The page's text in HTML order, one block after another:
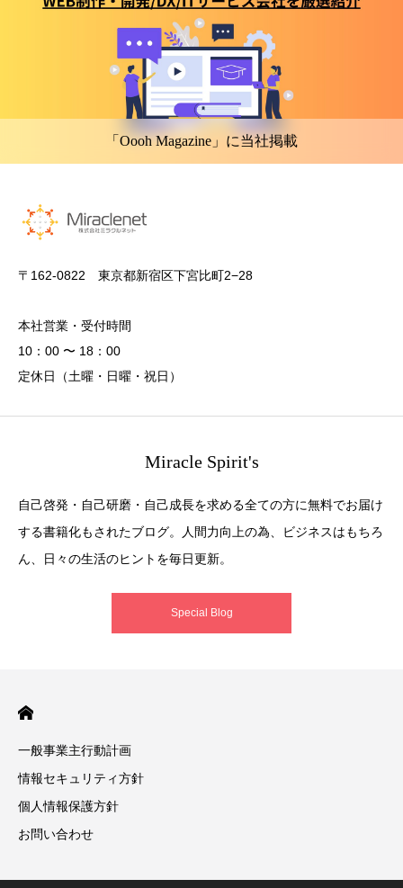
「Oooh Magazine」に当社掲載
〒162-0822 東京都新宿区下宮比町2−28
本社営業・受付時間
10：00 〜 18：00
定休日（土曜・日曜・祝日）
Miracle Spirit's
自己啓発・自己研磨・自己成長を求める全ての方に無料でお届け
する書籍化もされたブログ。人間力向上の為、ビジネスはもちろ
ん、日々の生活のヒントを毎日更新。
Special Blog
一般事業主行動計画
情報セキュリティ方針
個人情報保護方針
お問い合わせ